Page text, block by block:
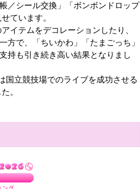
／シール交換」「ボンボンドロップ
ています。
イテムをデコレーションしたり、
方で、「ちいかわ」「たまごっち」
持も引き続き高い結果となりまし
国立競技場でのライブを成功させる
。